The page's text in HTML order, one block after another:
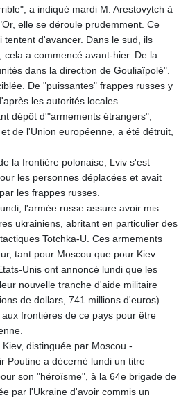
a indiqué mardi M. Arestovytch à
elle se déroule prudemment. Ce
tentent d'avancer. Dans le sud, ils
a commencé avant-hier. De la
dans la direction de Gouliaïpolé".
De "puissantes" frappes russes y
les autorités locales.
dépôt d'"armements étrangers",
de l'Union européenne, a été détruit,
la frontière polonaise, Lviv s'est
les personnes déplacées et avait
les frappes russes.
l'armée russe assure avoir mis
ukrainiens, abritant en particulier des
Totchka-U. Ces armements
tant pour Moscou que pour Kiev.
Unis ont annoncé lundi que les
nouvelle tranche d'aide militaire
de dollars, 741 millions d'euros)
frontières de ce pays pour être
distinguée par Moscou -
Poutine a décerné lundi un titre
son "héroïsme", à la 64e brigade de
par l'Ukraine d'avoir commis un